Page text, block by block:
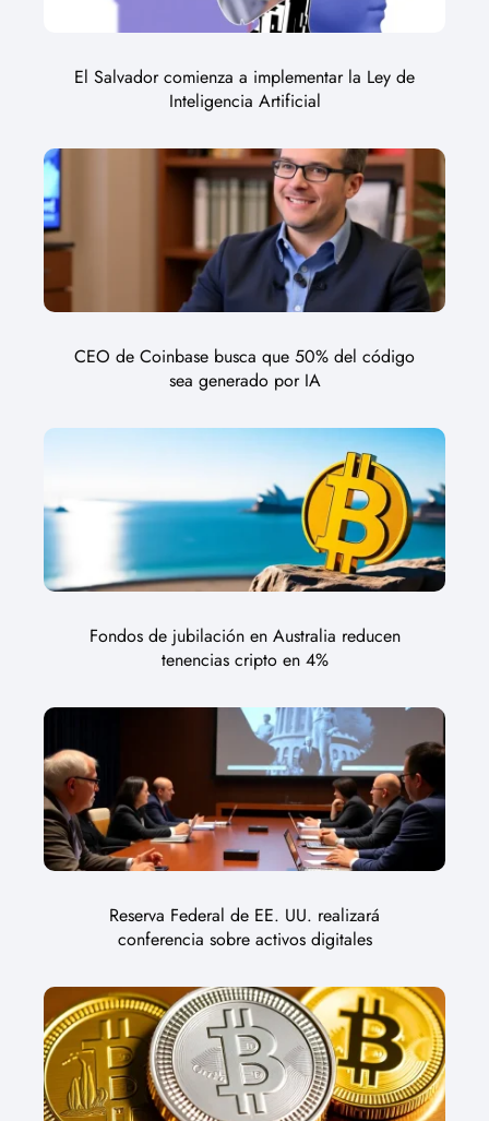
El Salvador comienza a implementar la Ley de
Inteligencia Artificial
CEO de Coinbase busca que 50% del código
sea generado por IA
Fondos de jubilación en Australia reducen
tenencias cripto en 4%
Reserva Federal de EE. UU. realizará
conferencia sobre activos digitales